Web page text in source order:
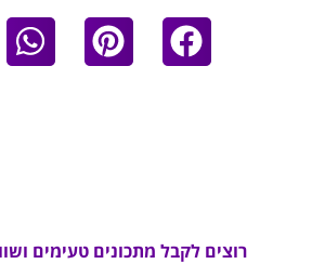
רוצים לקבל מתכונים טעימים